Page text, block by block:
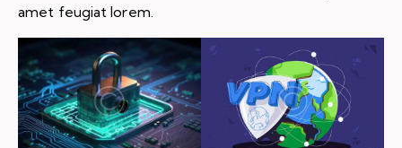
amet feugiat lorem.